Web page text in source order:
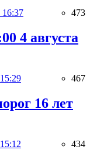
16:37 473
4 августа
467
16 лет
434